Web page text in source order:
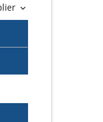
keyboard_arrow_down